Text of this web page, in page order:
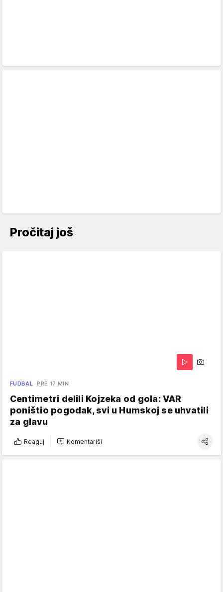
Pročitaj još
FUDBAL PRE 17 MIN
Centimetri delili Kojzeka od gola: VAR
poništio pogodak, svi u Humskoj se uhvatili
za glavu
Reaguj Komentariši